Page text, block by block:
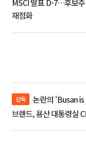
MSCI 발표 D-7…후보
재점화
단독
브랜드, 용산 대통령실